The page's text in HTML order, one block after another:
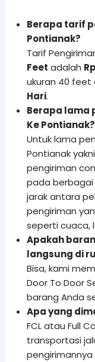
Berapa tarif
Pontianak?
Tarif
Feet adalah
ukuran 40 feet
Hari.
Berapa lama
Ke Pontianak?
Untuk lama
Pontianak yakni
pengiriman
pada
jarak antara
pengiriman
seperti cuaca,
Apakah
langsung di
Bisa, kami
Door To Door
barang Anda
Apa yang
FCL atau Full
transportasi